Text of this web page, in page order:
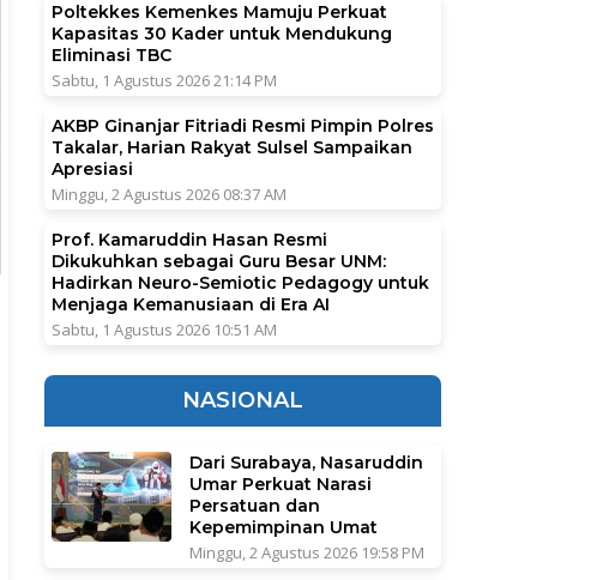
Poltekkes Kemenkes Mamuju Perkuat
Kapasitas 30 Kader untuk Mendukung
Eliminasi TBC
Sabtu, 1 Agustus 2026 21:14 PM
AKBP Ginanjar Fitriadi Resmi Pimpin Polres
Takalar, Harian Rakyat Sulsel Sampaikan
Apresiasi
Minggu, 2 Agustus 2026 08:37 AM
Prof. Kamaruddin Hasan Resmi
Dikukuhkan sebagai Guru Besar UNM:
Hadirkan Neuro-Semiotic Pedagogy untuk
Menjaga Kemanusiaan di Era AI
Sabtu, 1 Agustus 2026 10:51 AM
NASIONAL
Dari Surabaya, Nasaruddin
Umar Perkuat Narasi
Persatuan dan
Kepemimpinan Umat
Minggu, 2 Agustus 2026 19:58 PM